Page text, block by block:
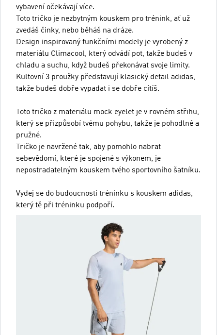
vybavení očekávají více.
Toto tričko je nezbytným kouskem pro trénink, ať už
zvedáš činky, nebo běháš na dráze.
Design inspirovaný funkčními modely je vyrobený z
materiálu Climacool, který odvádí pot, takže budeš v
chladu a suchu, když budeš překonávat svoje limity.
Kultovní 3 proužky představují klasický detail adidas,
takže budeš dobře vypadat i se dobře cítíš.
Toto tričko z materiálu mock eyelet je v rovném střihu,
který se přizpůsobí tvému pohybu, takže je pohodlné a
pružné.
Tričko je navržené tak, aby pomohlo nabrat
sebevědomí, které je spojené s výkonem, je
nepostradatelným kouskem tvého sportovního šatníku.
Vydej se do budoucnosti tréninku s kouskem adidas,
který tě při tréninku podpoří.